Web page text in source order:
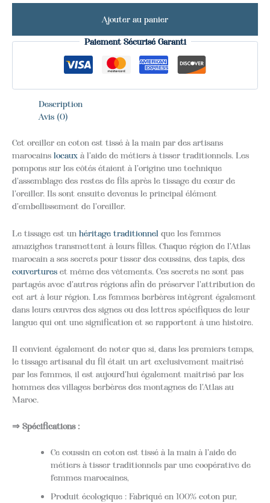
Ajouter au panier
Paiement Sécurisé Garanti
Description
Avis (0)
Cet oreiller en coton est tissé à la main par des artisans
marocains locaux à l'aide de métiers à tisser traditionnels. Les
pompons sur les côtés étaient à l'origine une technique
d'assemblage des restes de fils après le tissage du cœur de
l'oreiller. Ils sont ensuite devenus le principal élément
d'embellissement de l'oreiller.
Le tissage est un héritage traditionnel que les femmes
amazighes transmettent à leurs filles. Chaque région de l'Atlas
marocain a ses secrets pour tisser des coussins, des tapis, des
couvertures et même des vêtements. Ces secrets ne sont pas
partagés avec d'autres régions afin de préserver l'attribution de
cet art à leur région. Les femmes berbères intègrent également
dans leurs œuvres des signes ou des lettres spécifiques de leur
langue qui ont une signification et se rapportent à une histoire.
Il convient également de noter que si, dans les premiers temps,
le tissage artisanal du fil était un art exclusivement maîtrisé
par les femmes, il est aujourd'hui également maîtrisé par les
hommes des villages berbères des montagnes de l'Atlas au
Maroc.
⇒ Spécifications :
Ce coussin en coton est tissé à la main à l'aide de
métiers à tisser traditionnels par une coopérative de
femmes marocaines,
Produit écologique : Fabriqué en 100% coton pur,